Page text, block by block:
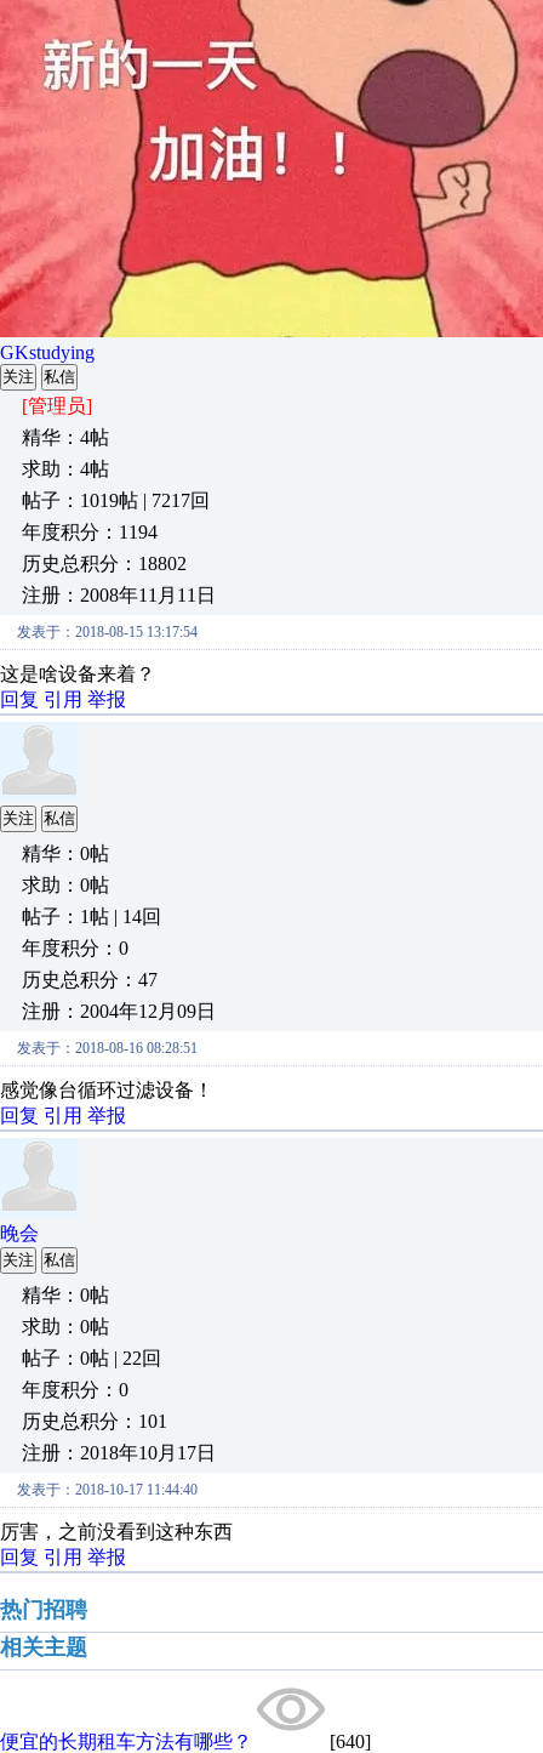
GKstudying
关注 私信
[管理员]
精华：4帖
求助：4帖
帖子：1019帖 | 7217回
年度积分：1194
历史总积分：18802
注册：2008年11月11日
发表于：2018-08-15 13:17:54
这是啥设备来着？
回复 引用 举报
关注 私信
精华：0帖
求助：0帖
帖子：1帖 | 14回
年度积分：0
历史总积分：47
注册：2004年12月09日
发表于：2018-08-16 08:28:51
感觉像台循环过滤设备！
回复 引用 举报
晚会
关注 私信
精华：0帖
求助：0帖
帖子：0帖 | 22回
年度积分：0
历史总积分：101
注册：2018年10月17日
发表于：2018-10-17 11:44:40
厉害，之前没看到这种东西
回复 引用 举报
热门招聘
相关主题
便宜的长期租车方法有哪些？ [640]